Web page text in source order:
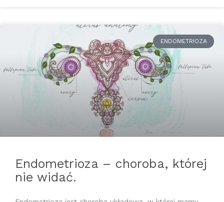
ENDOMETRIOZA
Endometrioza – choroba, której
nie widać.